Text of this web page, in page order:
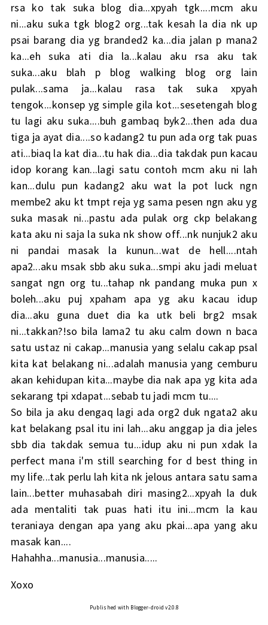
rsa ko tak suka blog dia...xpyah tgk....mcm aku
ni...aku suka tgk blog2 org...tak kesah la dia nk up
psai barang dia yg branded2 ka...dia jalan p mana2
ka...eh suka ati dia la...kalau aku rsa aku tak
suka...aku blah p blog walking blog org lain
pulak...sama ja...kalau rasa tak suka xpyah
tengok...konsep yg simple gila kot...sesetengah blog
tu lagi aku suka....buh gambaq byk2...then ada dua
tiga ja ayat dia....so kadang2 tu pun ada org tak puas
ati...biaq la kat dia...tu hak dia...dia takdak pun kacau
idop korang kan...lagi satu contoh mcm aku ni lah
kan...dulu pun kadang2 aku wat la pot luck ngn
membe2 aku kt tmpt reja yg sama pesen ngn aku yg
suka masak ni...pastu ada pulak org ckp belakang
kata aku ni saja la suka nk show off...nk nunjuk2 aku
ni pandai masak la kunun...wat de hell....ntah
apa2...aku msak sbb aku suka...smpi aku jadi meluat
sangat ngn org tu...tahap nk pandang muka pun x
boleh...aku puj xpaham apa yg aku kacau idup
dia...aku guna duet dia ka utk beli brg2 msak
ni...takkan?!so bila lama2 tu aku calm down n baca
satu ustaz ni cakap...manusia yang selalu cakap psal
kita kat belakang ni...adalah manusia yang cemburu
akan kehidupan kita...maybe dia nak apa yg kita ada
sekarang tpi xdapat...sebab tu jadi mcm tu....
So bila ja aku dengaq lagi ada org2 duk ngata2 aku
kat belakang psal itu ini lah...aku anggap ja dia jeles
sbb dia takdak semua tu...idup aku ni pun xdak la
perfect mana i'm still searching for d best thing in
my life...tak perlu lah kita nk jelous antara satu sama
lain...better muhasabah diri masing2...xpyah la duk
ada mentaliti tak puas hati itu ini...mcm la kau
teraniaya dengan apa yang aku pkai...apa yang aku
masak kan....
Hahahha...manusia...manusia.....
Xoxo
Published with Blogger-droid v2.0.8